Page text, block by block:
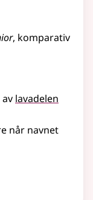
, komparativ
lavadelen
når navnet